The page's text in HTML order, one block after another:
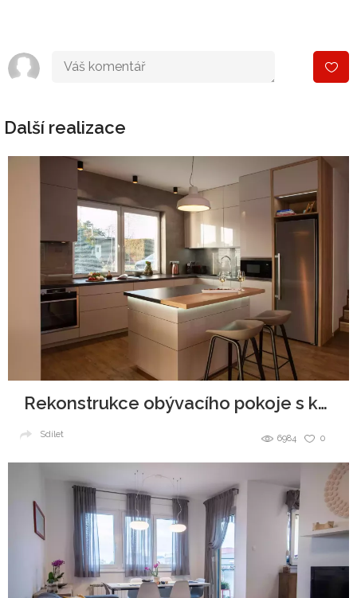
Další realizace
Rekonstrukce obývacího pokoje s kuchyňským koutem a jídelnou
0
6984
Sdílet